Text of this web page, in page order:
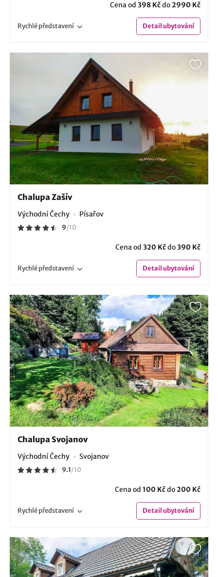
Cena od 398 Kčdo2990 Kč
Rychlépředstavení Detailubytování
Chalupa Zašív
Východní Čechy Písařov
9/10
Cena od 320 Kčdo390 Kč
Rychlépředstavení Detailubytování
Chalupa Svojanov
Východní Čechy Svojanov
9.1/10
Cena od 100 Kčdo200 Kč
Rychlépředstavení Detailubytování